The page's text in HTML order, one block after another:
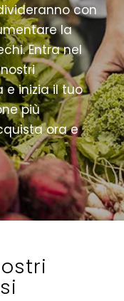
con
la
Entra nel
e inizia il tuo
più
ora e